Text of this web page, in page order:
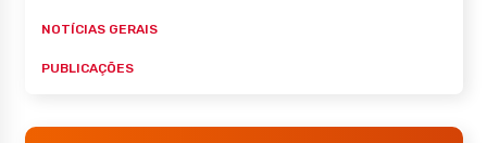
NOTÍCIAS GERAIS
PUBLICAÇÕES